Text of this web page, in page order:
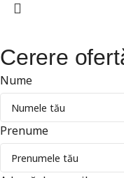
Cerere
Nume
Prenume